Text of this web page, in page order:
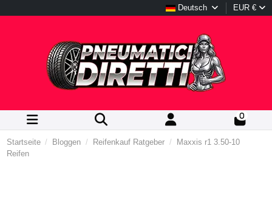
Deutsch EUR €
0
Startseite Bloggen Reifenkauf Ratgeber
Maxxis r1 3.50-10
Reifen